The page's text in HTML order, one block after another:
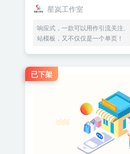
星岚工作室
响应式，一款可以用作引流关注
站模板，又不仅仅是一个单页！
已下架